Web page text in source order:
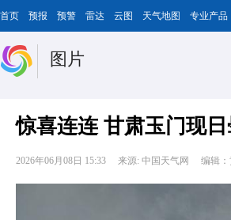
首页 预报 预警 雷达 云图 天气地图 专业产品
图片
惊喜连连 甘肃玉门现
2026年06月08日 15:33 来源: 中国天气网 编辑